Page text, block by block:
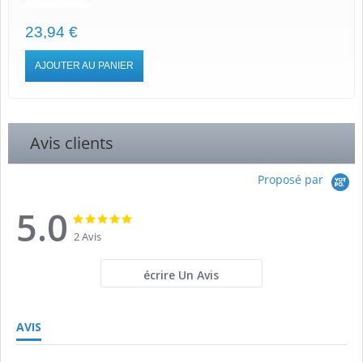
23,94 €
AJOUTER AU PANIER
Avis clients
Proposé par
5.0
5.0
star
rating
2 Avis
écrire Un Avis
AVIS